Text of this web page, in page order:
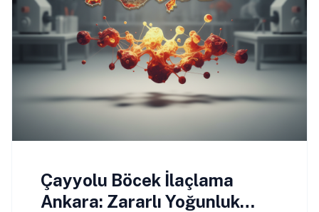
Çayyolu Böcek İlaçlama
Ankara: Zararlı Yoğunluk